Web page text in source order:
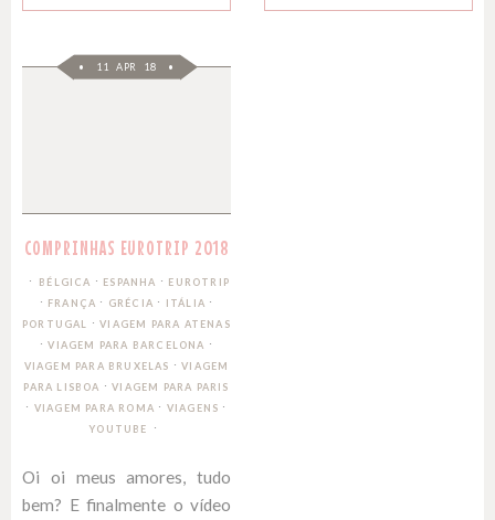
11 APR 18
COMPRINHAS EUROTRIP 2018
BÉLGICA ∙ ESPANHA ∙ EUROTRIP
∙ FRANÇA ∙ GRÉCIA ∙ ITÁLIA ∙
PORTUGAL ∙VIAGEM PARA ATENAS
∙VIAGEM PARA BARCELONA ∙
VIAGEM PARA BRUXELAS ∙VIAGEM
PARA LISBOA ∙VIAGEM PARA PARIS
∙ VIAGEM PARA ROMA ∙ VIAGENS ∙
YOUTUBE
Oi oi meus amores, tudo
bem? E finalmente o vídeo